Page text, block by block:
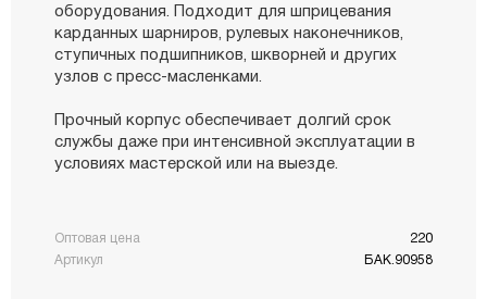
оборудования. Подходит для шприцевания
карданных шарниров, рулевых наконечников,
ступичных подшипников, шкворней и других
узлов с пресс-масленками.
Прочный корпус обеспечивает долгий срок
службы даже при интенсивной эксплуатации в
условиях мастерской или на выезде.
Оптовая цена
220
Артикул
БАК.90958